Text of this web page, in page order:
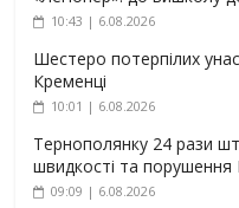
10:43 | 6.08.2026
Шестеро потерпілих
Кременці
10:01 | 6.08.2026
Тернополянку 24 рази
швидкості та
09:09 | 6.08.2026